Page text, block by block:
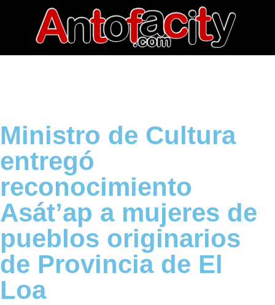
Ministro de Cultura
entregó
reconocimiento
Asát’ap a mujeres de
pueblos originarios
de Provincia de El
Loa